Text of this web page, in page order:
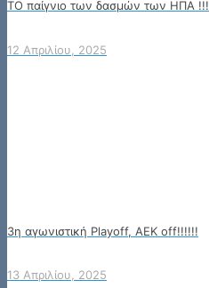
ΤΟ παίγνιο των δασμών των ΗΠΑ !!!
12 Απριλίου, 2025
3η αγωνιστική Playoff, AEK off!!!!!!
13 Απριλίου, 2025